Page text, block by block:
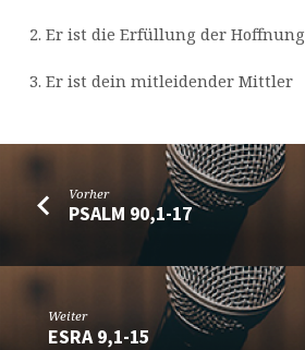
2. Er ist die Erfüllung der Hoffnung
3. Er ist dein mitleidender Mittler
Vorher
PSALM 90,1-17
Weiter
ESRA 9,1-15